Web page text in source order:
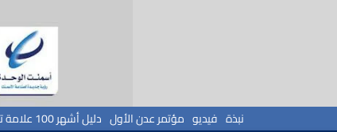
نبذة فيديو مؤتمر عدن الأول دليل أشهر 100 علامة تجارية